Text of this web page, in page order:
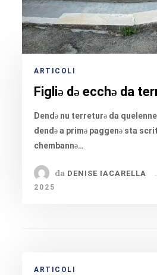
ARTICOLI
Figliə də ecchə da
Dendə nu terreturə da
dendə a primə paggenə sta
chembannə…
da DENISE IACARELLA
2025
ARTICOLI